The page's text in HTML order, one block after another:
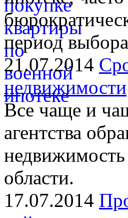
период
21.07.2014
недвижимости
Все чаще и
агентства
области.
17.07.2014